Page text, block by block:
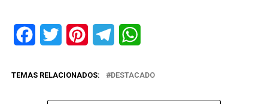
FacebookTwitter PinterestTelegram
TEMAS RELACIONADOS: DESTACADO